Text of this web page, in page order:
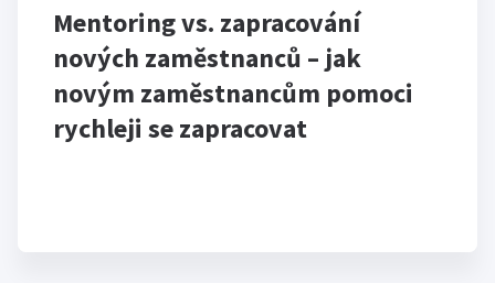
Mentoring vs. zapracování
nových zaměstnanců – jak
novým zaměstnancům pomoci
rychleji se zapracovat